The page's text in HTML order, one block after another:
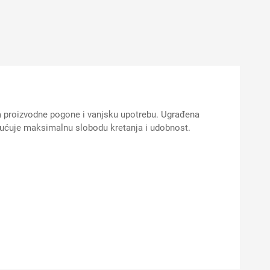
pogone i vanjsku upotrebu. Ugrađena
maksimalnu slobodu kretanja i udobnost.